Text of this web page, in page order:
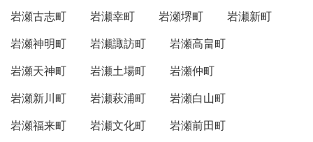
岩瀬古志町
岩瀬幸町 岩瀬堺町
岩瀬新町
岩瀬神明町
岩瀬諏訪町
岩瀬高畠町
岩瀬天神町
岩瀬土場町
岩瀬仲町
岩瀬新川町
岩瀬萩浦町
岩瀬白山町
岩瀬福来町
岩瀬文化町
岩瀬前田町